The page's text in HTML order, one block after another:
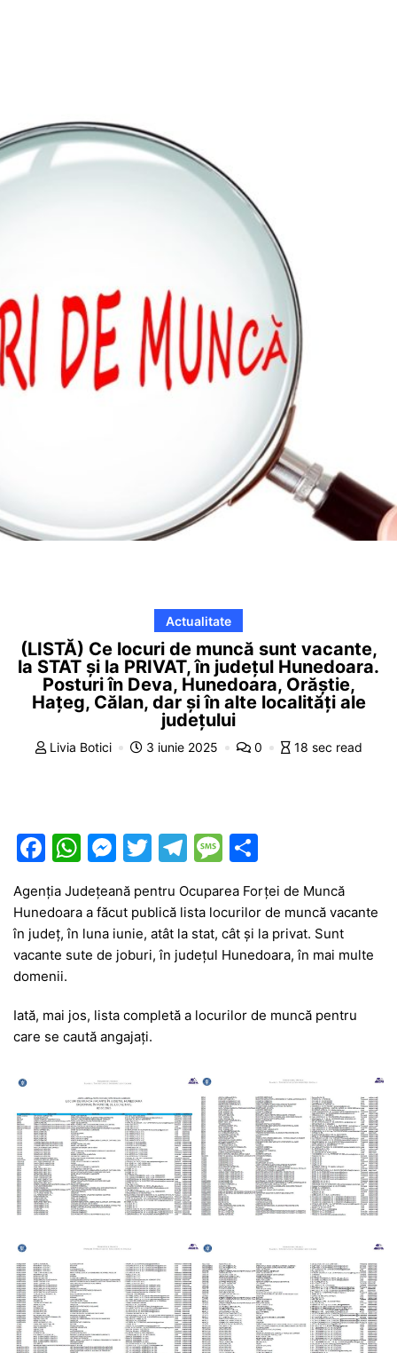
Actualitate
(LISTĂ) Ce locuri de muncă sunt vacante,
la STAT și la PRIVAT, în județul Hunedoara.
Posturi în Deva, Hunedoara, Orăștie,
Hațeg, Călan, dar și în alte localități ale
județului
Livia Botici 3 iunie 2025 0 18 sec read
F
a
c
e
b
o
o
k
W
at
s
A
p
M
s
s
e
g
er
T
itt
er
T
e
gr
a
M
s
s
a
e
ar
ta
je
a
ă
Agenția Județeană pentru Ocuparea Forței de Muncă
Hunedoara a făcut publică lista locurilor de muncă vacante
în județ, în luna iunie, atât la stat, cât și la privat. Sunt
vacante sute de joburi, în județul Hunedoara, în mai multe
domenii.
Iată, mai jos, lista completă a locurilor de muncă pentru
care se caută angajați.